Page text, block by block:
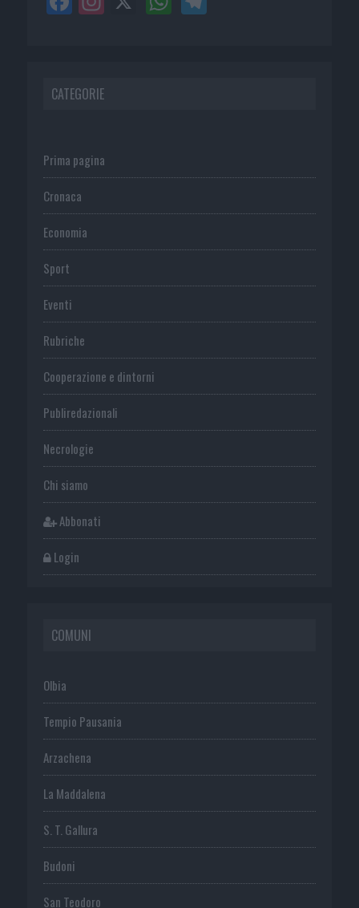
CATEGORIE
Prima pagina
Cronaca
Economia
Sport
Eventi
Rubriche
Cooperazione e dintorni
Publiredazionali
Necrologie
Chi siamo
Abbonati
Login
COMUNI
Olbia
Tempio Pausania
Arzachena
La Maddalena
S. T. Gallura
Budoni
San Teodoro